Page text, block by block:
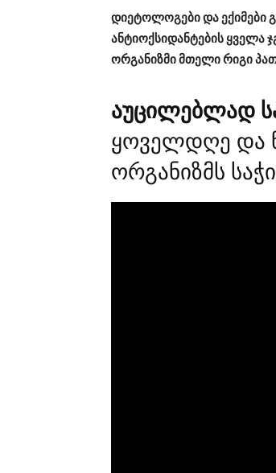
დიეტოლოგები და ექიმები
ანტიოქსიდანტების ყველა
ორგანიზმი მთელი რიგი
აუცილებლად
ყოველდღე და
ორგანიზმს